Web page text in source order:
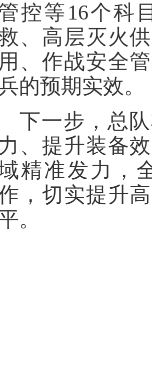
控等16个科
、高层灭火
用、作战安全
的预期实效。
下一步， 总
力、提升装备
精准发力，
，切实提升
。